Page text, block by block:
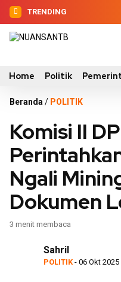
TRENDING
Home Politik
Beranda / POLITIK
Komisi II
Ngali
Dokumen
3 menit membaca
Sahril
POLITIK - 06 Okt 2025